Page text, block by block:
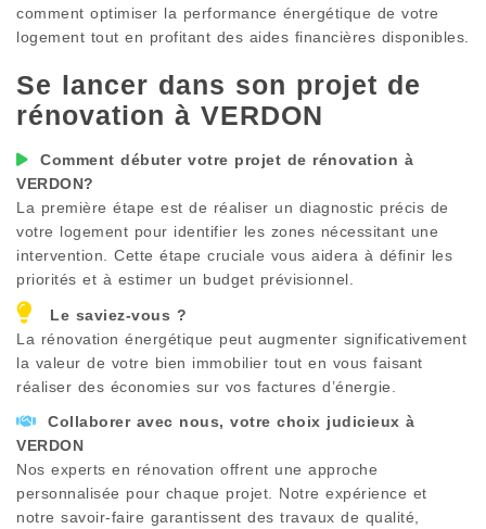
comment optimiser la performance énergétique de votre
logement tout en profitant des aides financières disponibles.
Se lancer dans son projet de
rénovation à VERDON
Comment débuter votre projet de rénovation à
VERDON?
La première étape est de réaliser un diagnostic précis de
votre logement pour identifier les zones nécessitant une
intervention. Cette étape cruciale vous aidera à définir les
priorités et à estimer un budget prévisionnel.
Le saviez-vous ?
La rénovation énergétique peut augmenter significativement
la valeur de votre bien immobilier tout en vous faisant
réaliser des économies sur vos factures d’énergie.
Collaborer avec nous, votre choix judicieux à
VERDON
Nos experts en rénovation offrent une approche
personnalisée pour chaque projet. Notre expérience et
notre savoir-faire garantissent des travaux de qualité,